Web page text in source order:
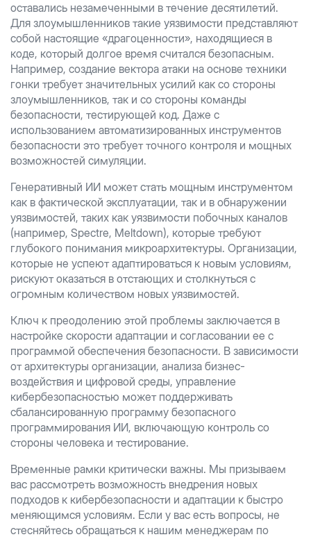
оставались незамеченными в течение десятилетий.
Для злоумышленников такие уязвимости представляют
собой настоящие «драгоценности», находящиеся в
коде, который долгое время считался безопасным.
Например, создание вектора атаки на основе техники
гонки требует значительных усилий как со стороны
злоумышленников, так и со стороны команды
безопасности, тестирующей код. Даже с
использованием автоматизированных инструментов
безопасности это требует точного контроля и мощных
возможностей симуляции.
Генеративный ИИ может стать мощным инструментом
как в фактической эксплуатации, так и в обнаружении
уязвимостей, таких как уязвимости побочных каналов
(например, Spectre, Meltdown), которые требуют
глубокого понимания микроархитектуры. Организации,
которые не успеют адаптироваться к новым условиям,
рискуют оказаться в отстающих и столкнуться с
огромным количеством новых уязвимостей.
Ключ к преодолению этой проблемы заключается в
настройке скорости адаптации и согласовании ее с
программой обеспечения безопасности. В зависимости
от архитектуры организации, анализа бизнес-
воздействия и цифровой среды, управление
кибербезопасностью может поддерживать
сбалансированную программу безопасного
программирования ИИ, включающую контроль со
стороны человека и тестирование.
Временные рамки критически важны. Мы призываем
вас рассмотреть возможность внедрения новых
подходов к кибербезопасности и адаптации к быстро
меняющимся условиям. Если у вас есть вопросы, не
стесняйтесь обращаться к нашим менеджерам по